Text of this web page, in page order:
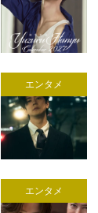
エンタメ
エンタメ